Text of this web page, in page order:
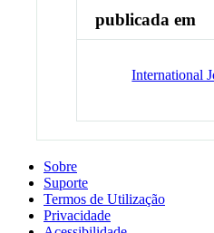
publicada em
International
Sobre
Suporte
Termos de Utilização
Privacidade